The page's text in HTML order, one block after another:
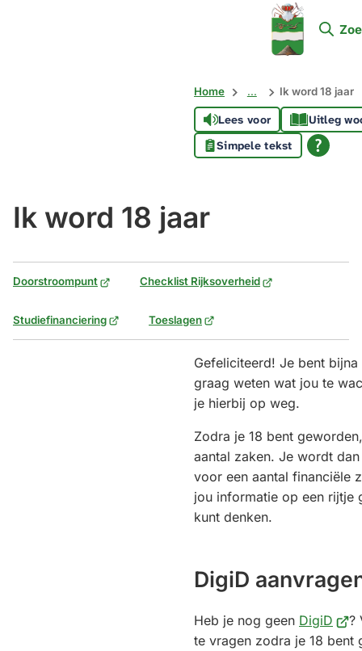
Mijn
Soest
Home ... Ik word 18 jaar
Lees voor
Uitleg
Simpele tekst
Ik word 18 jaar
Doorstroompunt(Verwijst
een
Checklist Rijksoverheid(Verwijst
Studiefinanciering(VerwijstToeslagen(Verwijst
externe
website)
Gefeliciteerd! Je bent
graag weten wat jou te
je hierbij op weg.
Zodra je 18 bent
aantal zaken. Je wordt
voor een aantal financiële
jou informatie op een rijtje
kunt denken.
DigiD
Heb je nog geen DigiD
naar
?
te vragen zodra je 18 bent